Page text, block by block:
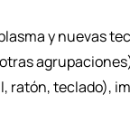
y nuevas
ratón, teclado),